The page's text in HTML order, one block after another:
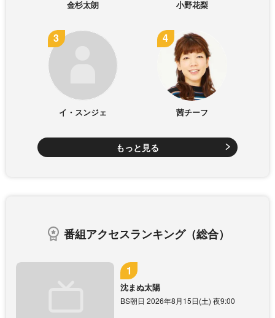
金杉太朗 小野花梨
イ・スンジェ 茜チーフ
もっと見る
番組アクセスランキング（総合）
沈まぬ太陽
BS朝日 2026年8月15日(土) 夜9:00